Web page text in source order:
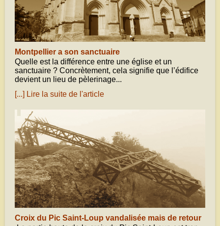
Montpellier a son sanctuaire
Quelle est la différence entre une église et un
sanctuaire ? Concrètement, cela signifie que l’édifice
devient un lieu de pèlerinage...
[...] Lire la suite de l'article
Croix du Pic Saint-Loup vandalisée mais de retour